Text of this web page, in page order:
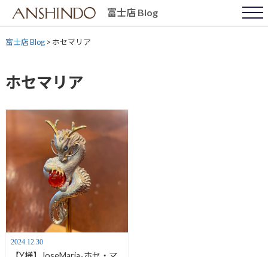
content
富士店 Blog
富士店 Blog> ホセマリア
ホセマリア
2024.12.30